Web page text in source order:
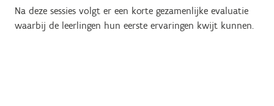
Na deze sessies volgt er een korte gezamenlijke evaluatie
waarbij de leerlingen hun eerste ervaringen kwijt kunnen.